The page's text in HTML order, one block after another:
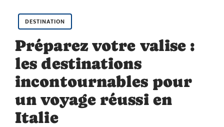
DESTINATION
Préparez votre valise :
les destinations
incontournables pour
un voyage réussi en
Italie